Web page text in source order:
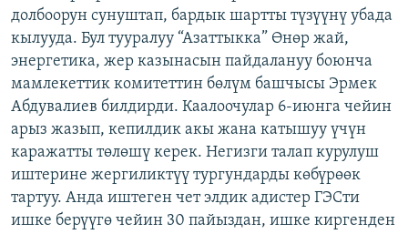
долбоорун сунуштап, бардык шартты түзүүнү убада
кылууда. Бул тууралуу “Азаттыкка” Өнөр жай,
энергетика, жер казынасын пайдалануу боюнча
мамлекеттик комитеттин бөлүм башчысы Эрмек
Абдувалиев билдирди. Каалоочулар 6-июнга чейин
арыз жазып, кепилдик акы жана катышуу үчүн
каражатты төлөшү керек. Негизги талап курулуш
иштерине жергиликтүү тургундарды көбүрөөк
тартуу. Анда иштеген чет элдик адистер ГЭСти
ишке берүүгө чейин 30 пайыздан, ишке киргенден